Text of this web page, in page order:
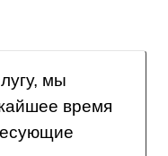
мы
время